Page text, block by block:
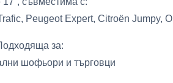
Peugeot Expert, Citroën Jumpy,
за:
шофьори и търговци